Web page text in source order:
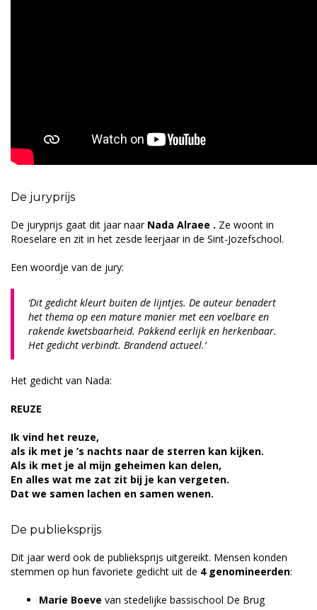
De juryprijs
De juryprijs gaat dit jaar naar Nada Alraee . Ze woont in
Roeselare en zit in het zesde leerjaar in de Sint-Jozefschool.
Een woordje van de jury:
‘Dit gedicht kleurt buiten de lijntjes. De auteur benadert
het thema op een mature manier met een voelbare en
rakende kwetsbaarheid. Pakkend eerlijk en herkenbaar.
Het gedicht verbindt. Brandend actueel.’
Het gedicht van Nada:
REUZE
Ik vind het reuze,
als ik met je ’s nachts naar de sterren kan kijken.
Als ik met je al mijn geheimen kan delen,
En alles wat me zat zit bij je kan vergeten.
Dat we samen lachen en samen wenen.
De publieksprijs
Dit jaar werd ook de publieksprijs uitgereikt. Mensen konden
stemmen op hun favoriete gedicht uit de 4 genomineerden:
Marie Boeve van stedelijke bassischool De Brug